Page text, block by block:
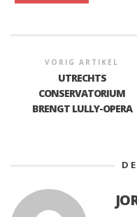
VORIG ARTIKEL
UTRECHTS
CONSERVATORIUM
BRENGT LULLY-OPERA